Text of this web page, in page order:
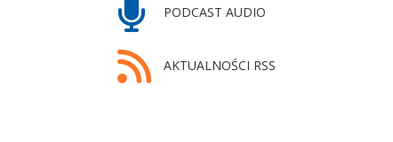
PODCAST AUDIO
AKTUALNOŚCI RSS